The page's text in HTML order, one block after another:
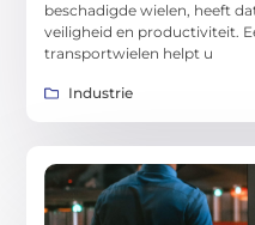
beschadigde wielen, heeft
veiligheid en productiviteit.
transportwielen helpt u
Industrie